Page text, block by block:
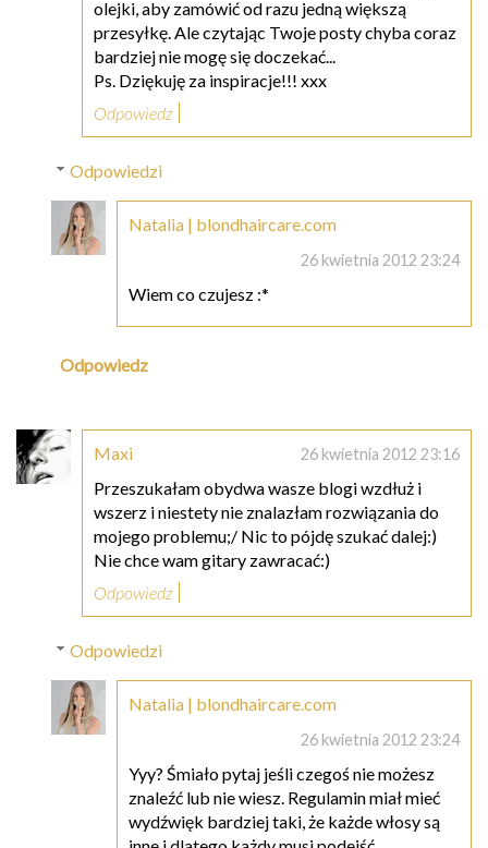
olejki, aby zamówić od razu jedną większą
przesyłkę. Ale czytając Twoje posty chyba coraz
bardziej nie mogę się doczekać...
Ps. Dziękuję za inspiracje!!! xxx
Odpowiedz
Odpowiedzi
Natalia | blondhaircare.com
26 kwietnia 2012 23:24
Wiem co czujesz :*
Odpowiedz
Maxi 26 kwietnia 2012 23:16
Przeszukałam obydwa wasze blogi wzdłuż i
wszerz i niestety nie znalazłam rozwiązania do
mojego problemu;/ Nic to pójdę szukać dalej:)
Nie chce wam gitary zawracać:)
Odpowiedz
Odpowiedzi
Natalia | blondhaircare.com
26 kwietnia 2012 23:24
Yyy? Śmiało pytaj jeśli czegoś nie możesz
znaleźć lub nie wiesz. Regulamin miał mieć
wydźwięk bardziej taki, że każde włosy są